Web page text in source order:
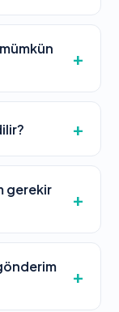
gerekir